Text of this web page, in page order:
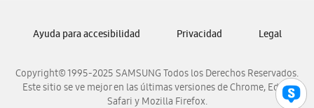
Samsung Venezuela
Copyright© 1995-2025 SAMSUNG Todos los Derechos Reservados.
Este sitio se ve mejor en las últimas versiones de Chrome, Edge,
Safari y Mozilla Firefox.
Ayuda para accesibilidad Privacidad Legal